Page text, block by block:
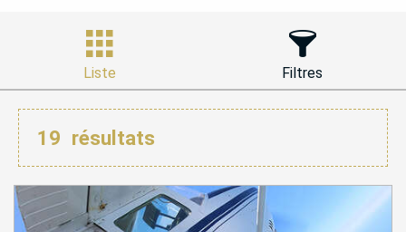
Liste Filtres
19 résultats